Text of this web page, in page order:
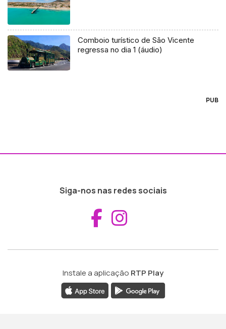
Comboio turístico de São Vicente
regressa no dia 1 (áudio)
PUB
Siga-nos nas redes sociais
Aceder ao
Instale a aplicação RTP Play